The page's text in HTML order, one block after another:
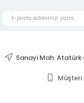
Sanayi Mah. Atatürk
Müşteri